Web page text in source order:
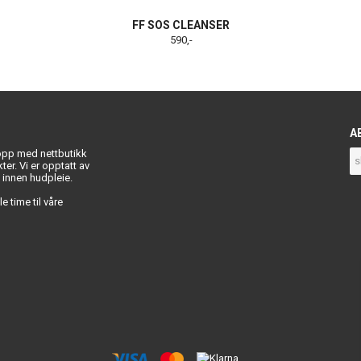
FF SOS CLEANSER
590,-
med nettbutikk
Vi er opptatt av
hudpleie.
time til våre